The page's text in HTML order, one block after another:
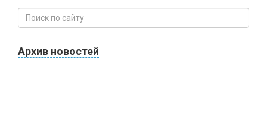
Архив новостей